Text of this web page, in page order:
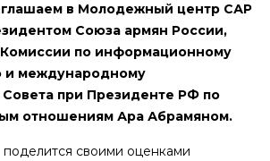
в Молодежный центр САР
Союза армян России,
по информационному
и международному
Совета при Президенте РФ по
отношениям Ара Абрамяном.
своими оценками